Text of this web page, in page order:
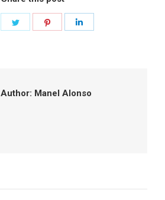
Author: Manel Alonso